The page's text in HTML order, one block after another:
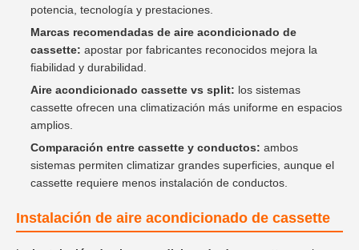
potencia, tecnología y prestaciones.
Marcas recomendadas de aire acondicionado de
cassette: apostar por fabricantes reconocidos mejora la
fiabilidad y durabilidad.
Aire acondicionado cassette vs split: los sistemas
cassette ofrecen una climatización más uniforme en espacios
amplios.
Comparación entre cassette y conductos: ambos
sistemas permiten climatizar grandes superficies, aunque el
cassette requiere menos instalación de conductos.
Instalación de aire acondicionado de cassette